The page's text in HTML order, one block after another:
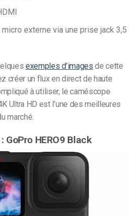
micro externe via une prise jack 3,5
exemples d’images de cette
créer un flux en direct de haute
à utiliser, le caméscope
Ultra HD est l’une des meilleures
marché.
GoPro HERO9 Black